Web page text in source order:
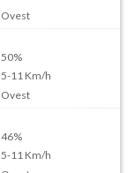
Ovest
50%
5-11Km/h
Ovest
46%
5-11Km/h